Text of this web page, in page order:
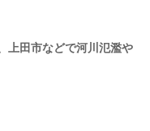
上田市などで河川氾濫や